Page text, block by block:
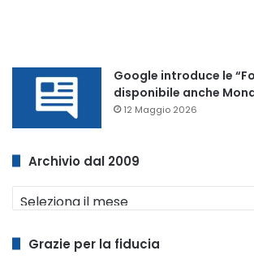
Google introduce le
disponibile anche
12 Maggio 2026
Archivio dal 2009
Archivio
dal
Grazie per la fiducia